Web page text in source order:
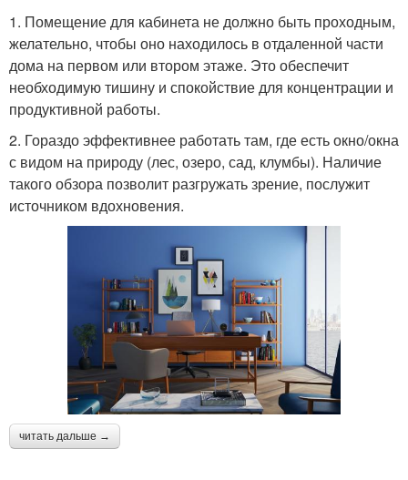
1. Помещение для кабинета не должно быть проходным,
желательно, чтобы оно находилось в отдаленной части
дома на первом или втором этаже. Это обеспечит
необходимую тишину и спокойствие для концентрации и
продуктивной работы.
2. Гораздо эффективнее работать там, где есть окно/окна
с видом на природу (лес, озеро, сад, клумбы). Наличие
такого обзора позволит разгружать зрение, послужит
источником вдохновения.
читать дальше →